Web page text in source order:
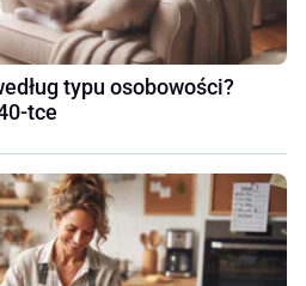
typu osobowości?
tce